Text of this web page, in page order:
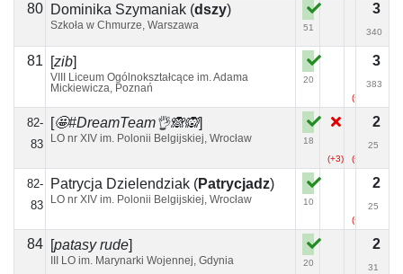
80 Dominika Szymaniak (dszy)
Szkoła w Chmurze, Warszawa 51
3
340
81 [zib]
VIII Liceum Ogólnokształcące im. Adama
Mickiewicza, Poznań
20
(+1)
3
383
82-
83
[🤩#DreamTeam👌🙈🙉]
LO nr XIV im. Polonii Belgijskiej, Wrocław
18
(+3)
(+4)
2
25
82-
83
Patrycja Dzielendziak (Patrycjadz)
LO nr XIV im. Polonii Belgijskiej, Wrocław
10
(+4)
2
25
84 [patasy rude]
III LO im. Marynarki Wojennej, Gdynia
20
2
31